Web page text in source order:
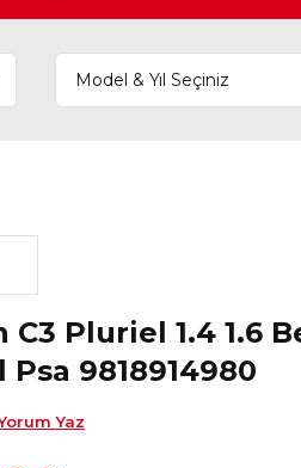
C3 Pluriel 1.4 1.6
9818914980
Yaz